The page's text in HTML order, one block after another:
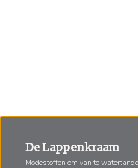
De Lappenkraam
Modestoffen om van te